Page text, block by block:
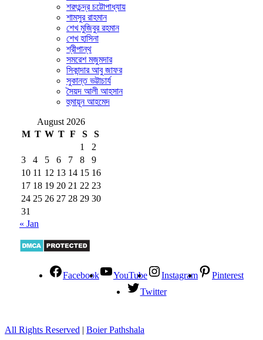
শরৎচন্দ্র চট্টোপাধ্যায়
শামসুর রাহমান
শেখ মুজিবুর রহমান
শেখ হাসিনা
শ্রীপান্থ
সমরেশ মজুমদার
সিকান্দার আবু জাফর
সুকান্ত ভট্টাচার্য
সৈয়দ আলী আহসান
হুমায়ূন আহমেদ
August 2026
M T W T F S
S
1
2
3
4 5 6 7 8
9
10 11 12 13 14 15 16
17 18 19 20 21 22 23
24 25 26 27 28 29 30
31
« Jan
Facebook YouTube Instagram
Pinterest
Twitter
All Rights Reserved | Boier Pathshala